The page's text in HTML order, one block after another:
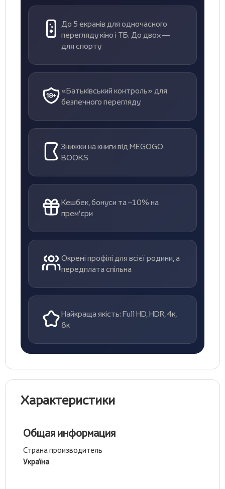
До 5 екранів для одночасного
перегляду кіно і ТБ. До двох —
для спорту
«Батьківський контроль» для
безпечного перегляду
Знижки на книги від MEGOGO
BOOKS
Кешбек, бонуси та –10% на
прем'єри
Окремі профілі для всієї родини, а
передплата спільна
Найкраща якість: Full HD, HDR, 4к,
8к
Характеристики
Общая информация
Страна производитель
Україна